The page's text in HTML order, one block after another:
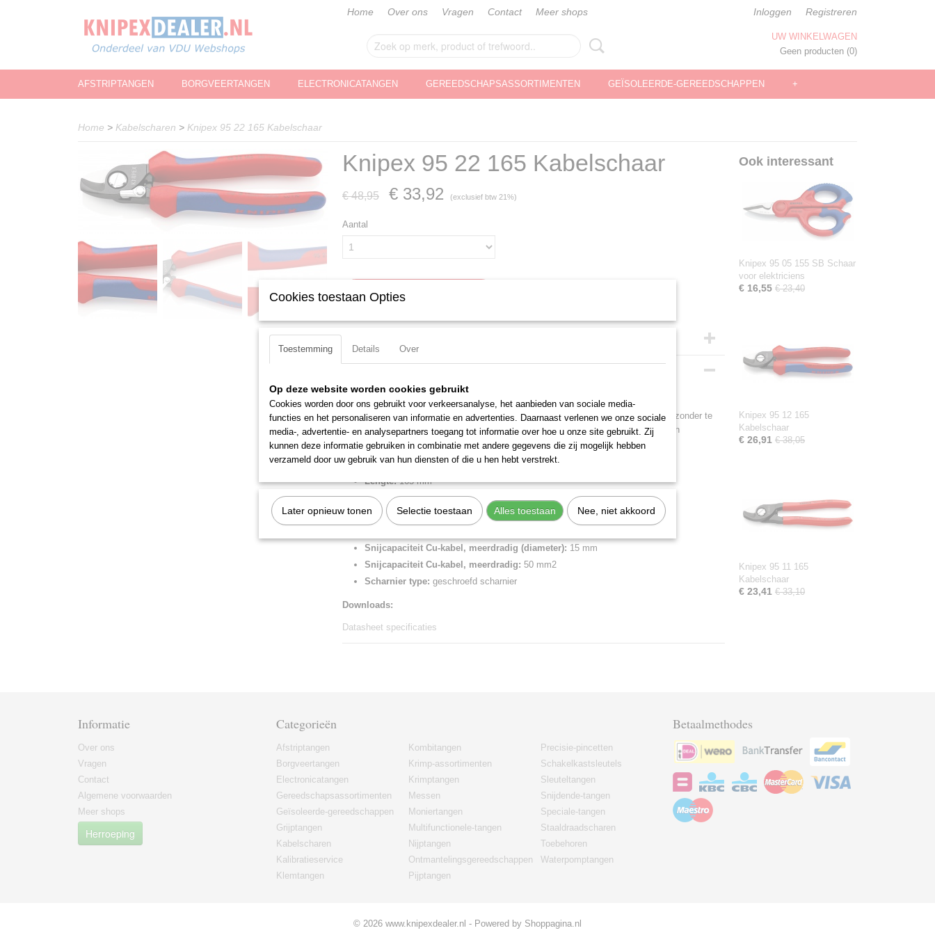
Home Over ons Vragen Contact Meer shops Inloggen Registreren
UW WINKELWAGEN
Geen producten (0)
AFSTRIPTANGEN BORGVEERTANGEN ELECTRONICATANGEN GEREEDSCHAPSASSORTIMENTEN GEÏSOLEERDE-GEREEDSCHAPPEN +
Home > Kabelscharen > Knipex 95 22 165 Kabelschaar
Knipex 95 22 165 Kabelschaar
€ 48,95 € 33,92 (exclusief btw 21%)
Aantal
IN WINKELWAGEN
Productcode
95 22 165
Productcode leverancier
Netto gewicht
0,25 Kg
Bruto gewicht
0,25 Kg
Afmetingen (l,b,h)
18 x 5,20 x 2,20 cm
Kabelschaar gebruineerd, met meer-componentengrepen 165 mm
Voor het knippen van Cu- en Al- kabels, enkel- en meerdradig. Knipt keurig glad af zonder te
vervormen. Niet geschikt voor staaldraad en hardgetrokken koperdraad. Geharde en
nauwkeurig geslepen snijkanten. Gemakkelijke snede met eenhandbediening. Met
klembeveiliging. Verstelbaar schroefscharnier.
Lengte:165 mm
Tang afwerking:gebruineerd
Benen/handgrepen:met meer-componentengrepen
Snijcapaciteit Cu-kabel, meerdradig (diameter): 15 mm
Snijcapaciteit Cu-kabel, meerdradig: 50 mm2
Scharnier type: geschroefd scharnier
Downloads:
Datasheet specificaties
Ook interessant
Knipex 95 05 155 SB Schaar
voor elektriciens
€ 16,55 € 23,40
Knipex 95 12 165
Kabelschaar
€ 26,91 € 38,05
Knipex 95 11 165
Kabelschaar
€ 23,41 € 33,10
Informatie
Over ons
Vragen
Contact
Algemene voorwaarden
Meer shops
Herroeping
Categorieën
Afstriptangen
Borgveertangen
Electronicatangen
Gereedschapsassortimenten
Geïsoleerde-gereedschappen
Grijptangen
Kabelscharen
Kalibratieservice
Klemtangen
Kombitangen
Krimp-assortimenten
Krimptangen
Messen
Moniertangen
Multifunctionele-tangen
Nijptangen
Ontmantelingsgereedschappen
Pijptangen
Precisie-pincetten
Schakelkastsleutels
Sleuteltangen
Snijdende-tangen
Speciale-tangen
Staaldraadscharen
Toebehoren
Waterpomptangen
Betaalmethodes
© 2026 www.knipexdealer.nl - Powered by Shoppagina.nl
Cookies toestaan Opties
Toestemming Details Over
Op deze website worden cookies gebruikt
Cookies worden door ons gebruikt voor verkeersanalyse, het aanbieden van sociale media-
functies en het personaliseren van informatie en advertenties. Daarnaast verlenen we onze sociale
media-, advertentie- en analysepartners toegang tot informatie over hoe u onze site gebruikt. Zij
kunnen deze informatie gebruiken in combinatie met andere gegevens die zij mogelijk hebben
verzameld door uw gebruik van hun diensten of die u hen hebt verstrekt.
Later opnieuw tonen Selectie toestaan Alles toestaan Nee, niet akkoord